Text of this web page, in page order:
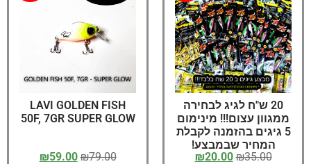
20 ש"ח לגיג לבחירה
ממגוון עצום!!! מינימום
5 גיגים בהזמנה לקבלת
המחיר שבמבצע!
₪35.00
₪20.00
LAVI GOLDEN FISH
50F, 7GR SUPER GLOW
₪79.00
₪59.00